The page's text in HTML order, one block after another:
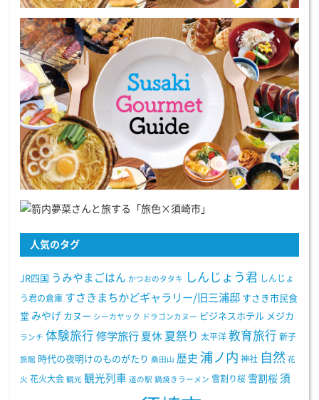
人気のタグ
JR四国 うみやまごはん かつおのタタキ しんじょう君 しんじょ
う君の倉庫 すさきまちかどギャラリー/旧三浦邸 すさき市民食
堂 みやげ カヌー シーカヤック ドラゴンカヌー ビジネスホテル メジカ
ランチ 体験旅行 修学旅行 夏休 夏祭り 太平洋 教育旅行 新子
旅館 時代の夜明けのものがたり 桑田山 歴史 浦ノ内 神社 自然 花
火 花火大会 観光 観光列車 道の駅 鍋焼きラーメン 雪割り桜 雪割桜 須